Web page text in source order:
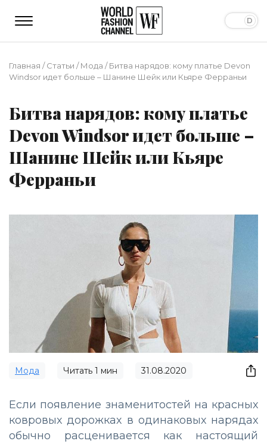
Главная /Статьи /Мода /Битва нарядов: кому платье Devon
Windsor идет больше – Шанине Шейк или Кьяре Ферраньи
Битва нарядов: кому платье
Devon Windsor идет больше –
Шанине Шейк или Кьяре
Ферраньи
Мода Читать 1 мин 31.08.2020
Если появление знаменитостей на красных
ковровых дорожках в одинаковых нарядах
обычно расценивается как настоящий